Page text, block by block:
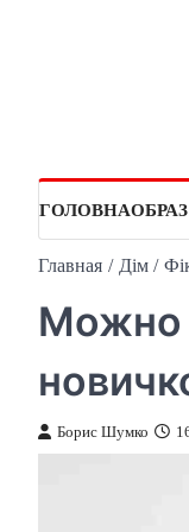
ГОЛОВНА
Главная Дім
Можно
Борис Шумко